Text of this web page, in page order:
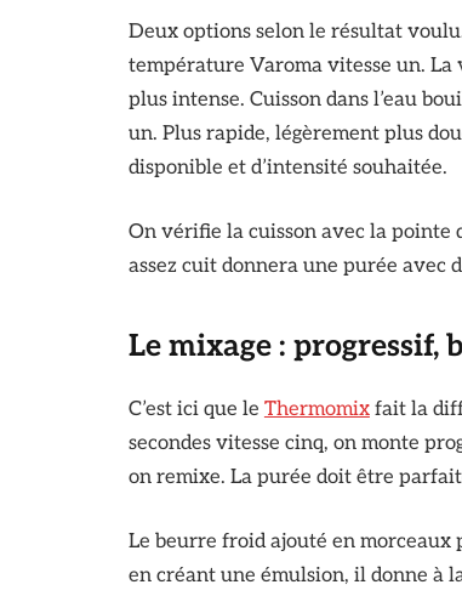
Deux options selon le résultat
température Varoma vitesse un. La
plus intense. Cuisson dans l’eau
un. Plus rapide, légèrement plus
disponible et d’intensité souhaitée.
On vérifie la cuisson avec la pointe
assez cuit donnera une purée avec
Le mixage : progressif,
C’est ici que le Thermomixfait la
secondes vitesse cinq, on monte
on remixe. La purée doit être
Le beurre froid ajouté en morceaux
en créant une émulsion, il donne à